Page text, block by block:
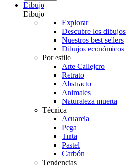
Dibujo
Dibujo
Explorar
Descubre los dibujos
Nuestros best sellers
Dibujos económicos
Por estilo
Arte Callejero
Retrato
Abstracto
Animales
Naturaleza muerta
Técnica
Acuarela
Pega
Tinta
Pastel
Carbón
Tendencias